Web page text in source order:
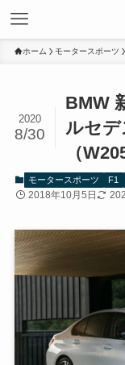
ホーム モータースポーツ
BMW
ルセデ
（
2020
8/30
モータースポーツ F1
2018年10月5日